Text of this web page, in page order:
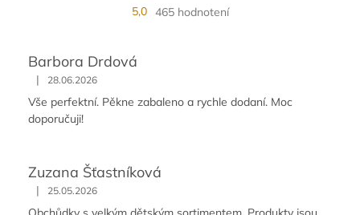
5,0 465 hodnotení
Barbora Drdová
| 28.06.2026
Vše perfektní. Pěkne zabaleno a rychle dodaní. Moc
doporučuji!
Zuzana Šťastníková
| 25.05.2026